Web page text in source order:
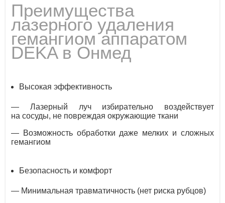
Преимущества
лазерного удаления
гемангиом аппаратом
DEKA в Онмед
Высокая эффективность
— Лазерный луч избирательно воздействует
на сосуды, не повреждая окружающие ткани
— Возможность обработки даже мелких и сложных
гемангиом
Безопасность и комфорт
— Минимальная травматичность (нет риска рубцов)